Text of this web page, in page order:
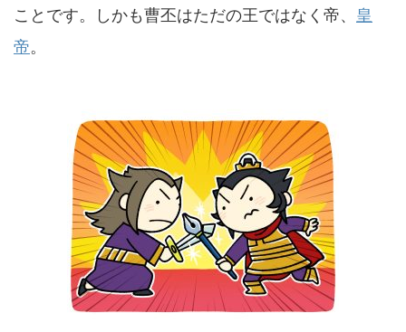
ことです。しかも曹丕はただの王ではなく帝、 皇
帝。